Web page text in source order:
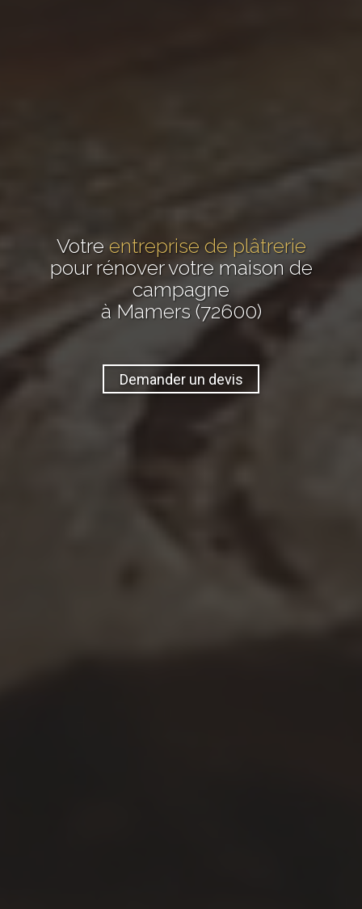
Votre entreprise de plâtrerie
pour rénover votre maison de
campagne
à Mamers (72600)
Demander un devis